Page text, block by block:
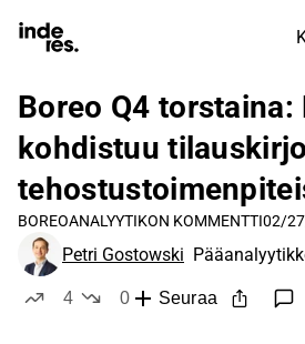
Boreo Q4 torstaina:
kohdistuu
BOREOANALYYTIKON KOMMENTTI02/
Petri Gostowski
4
0
Seuraa